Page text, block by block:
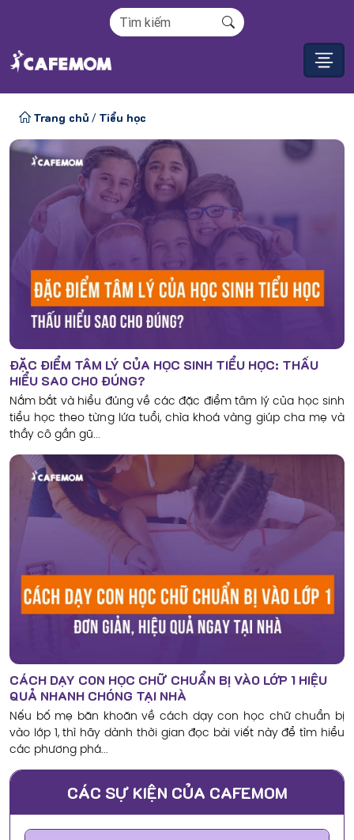
Trang chủ / Tiểu học
ĐẶC ĐIỂM TÂM LÝ CỦA HỌC SINH TIỂU HỌC: THẤU
HIỂU SAO CHO ĐÚNG?
Nắm bắt và hiểu đúng về các đặc điểm tâm lý của học sinh
tiểu học theo từng lứa tuổi, chìa khoá vàng giúp cha mẹ và
thầy cô gần gũ...
CÁCH DẠY CON HỌC CHỮ CHUẨN BỊ VÀO LỚP 1 HIỆU
QUẢ NHANH CHÓNG TẠI NHÀ
Nếu bố mẹ băn khoăn về cách dạy con học chữ chuẩn bị
vào lớp 1, thì hãy dành thời gian đọc bài viết này để tìm hiểu
các phương phá...
CÁC SỰ KIỆN CỦA CAFEMOM